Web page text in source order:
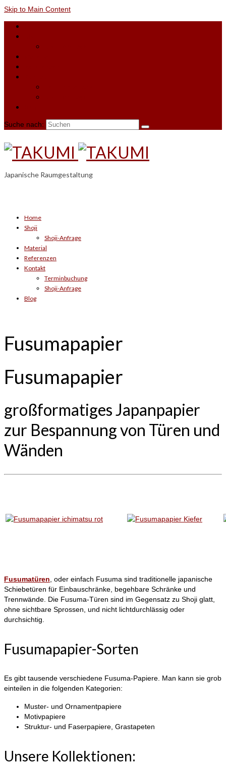
Skip to Main Content
Suche nach:
Japanische Raumgestaltung
Home
Shoji
Shoji-Anfrage
Material
Referenzen
Kontakt
Terminbuchung
Shoji-Anfrage
Blog
Fusumapapier
Fusumapapier
großformatiges Japanpapier
zur Bespannung von Türen und
Wänden
Fusumatüren , oder einfach Fusuma sind traditionelle japanische
Schiebetüren für Einbauschränke, begehbare Schränke und
Trennwände. Die Fusuma-Türen sind im Gegensatz zu Shoji glatt,
ohne sichtbare Sprossen, und nicht lichtdurchlässig oder
durchsichtig.
Fusumapapier-Sorten
Es gibt tausende verschiedene Fusuma-Papiere. Man kann sie grob
einteilen in die folgenden Kategorien:
Muster- und Ornamentpapiere
Motivpapiere
Struktur- und Faserpapiere, Grastapeten
Unsere Kollektionen: